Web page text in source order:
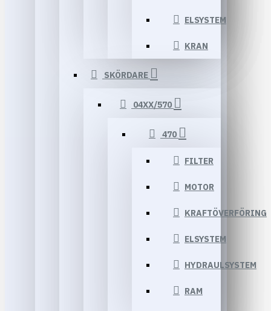
ELSYSTEM
KRAN
SKÖRDARE
04XX/570
470
FILTER
MOTOR
KRAFTÖVERFÖRING
ELSYSTEM
HYDRAULSYSTEM
RAM